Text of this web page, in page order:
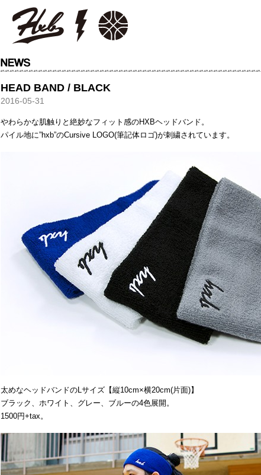
HEAD BAND / BLACK
2016-05-31
やわらかな肌触りと絶妙なフィット感のHXBヘッドバンド。
パイル地に”hxb”のCursive LOGO(筆記体ロゴ)が刺繍されています。
太めなヘッドバンドのLサイズ【縦10cm×横20cm(片面)】
ブラック、ホワイト、グレー、ブルーの4色展開。
1500円+tax。